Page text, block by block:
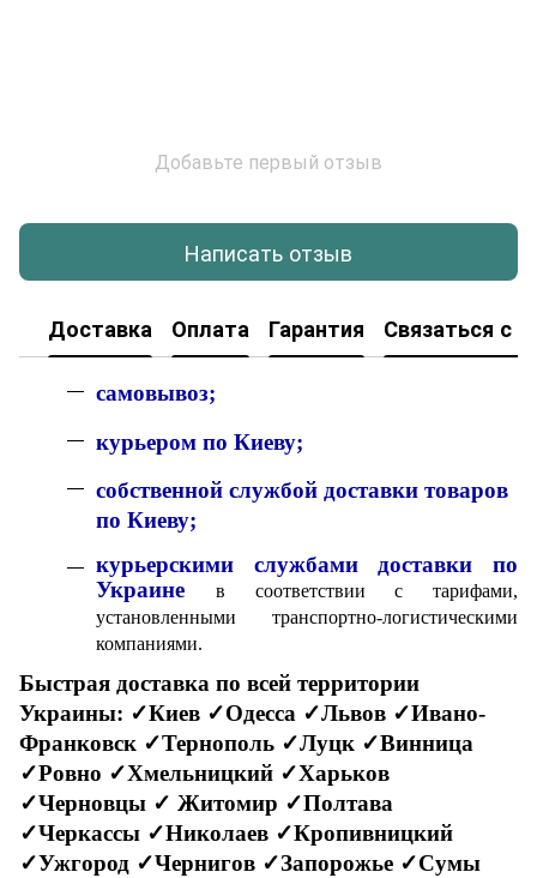
Добавьте первый отзыв
Написать отзыв
Доставка Оплата Гарантия Связаться с
самовывоз;
курьером по Киеву;
собственной службой доставки товаров
по Киеву;
курьерскими службами доставки по
Украине
в соответствии с тарифами,
установленными транспортно-логистическими
компаниями.
Быстрая доставка по всей территории
Украины: ✓Киев ✓Одесса ✓Львов ✓Ивано-
Франковск ✓Тернополь ✓Луцк ✓Винница
✓Ровно ✓Хмельницкий ✓Харьков
✓Черновцы ✓ Житомир ✓Полтава
✓Черкассы ✓Николаев ✓Кропивницкий
✓Ужгород ✓Чернигов ✓Запорожье ✓Сумы